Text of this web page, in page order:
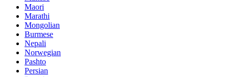
Maori
Marathi
Mongolian
Burmese
Nepali
Norwegian
Pashto
Persian